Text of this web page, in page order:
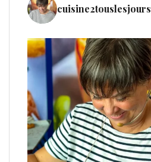
cuisine2touslesjours